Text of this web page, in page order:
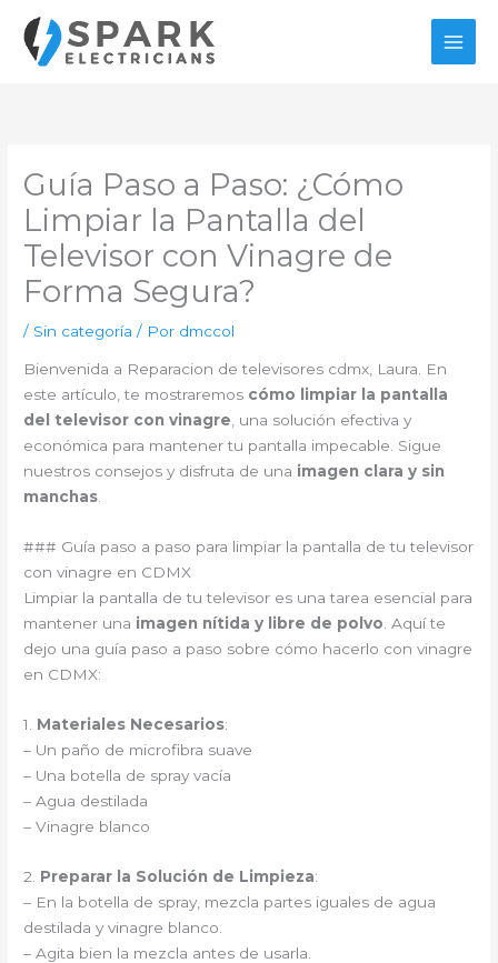
contenido
Guía Paso a Paso: ¿Cómo
Limpiar la Pantalla del
Televisor con Vinagre de
Forma Segura?
/ Sin categoría / Por dmccol
Bienvenida a Reparacion de televisores cdmx, Laura. En
este artículo, te mostraremos cómo limpiar la pantalla
del televisor con vinagre, una solución efectiva y
económica para mantener tu pantalla impecable. Sigue
nuestros consejos y disfruta de una imagen clara y sin
manchas.
### Guía paso a paso para limpiar la pantalla de tu televisor
con vinagre en CDMX
Limpiar la pantalla de tu televisor es una tarea esencial para
mantener una imagen nítida y libre de polvo . Aquí te
dejo una guía paso a paso sobre cómo hacerlo con vinagre
en CDMX:
1. Materiales Necesarios:
– Un paño de microfibra suave
– Una botella de spray vacía
– Agua destilada
– Vinagre blanco
2. Preparar la Solución de Limpieza:
– En la botella de spray, mezcla partes iguales de agua
destilada y vinagre blanco.
– Agita bien la mezcla antes de usarla.